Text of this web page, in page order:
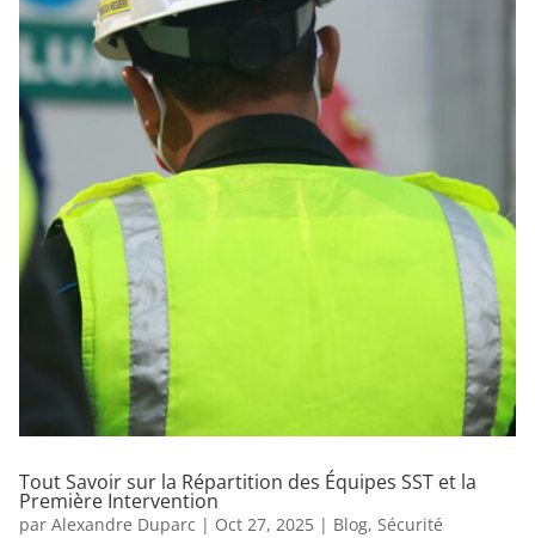
Tout Savoir sur la Répartition des Équipes SST et la
Première Intervention
par Alexandre Duparc | Oct 27, 2025| Blog, Sécurité